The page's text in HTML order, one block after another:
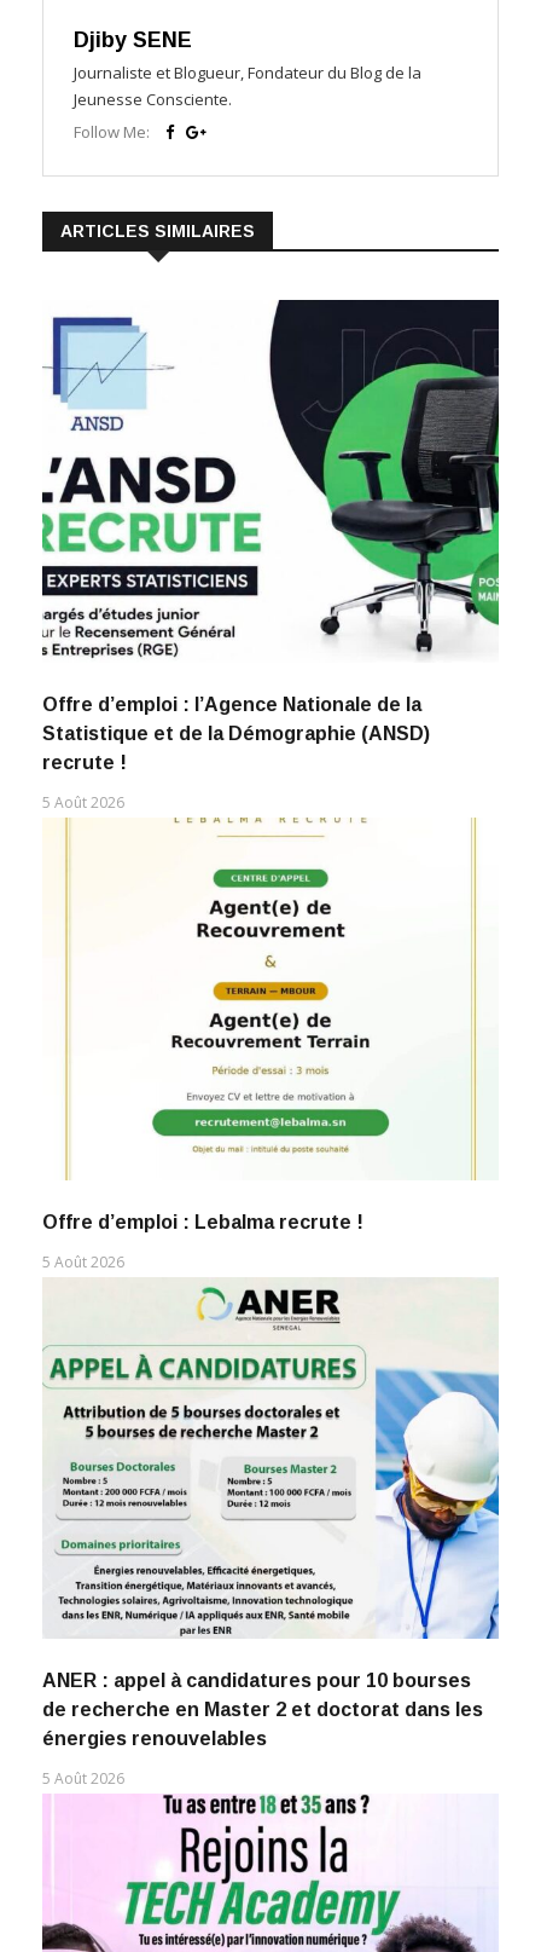
Djiby SENE
Journaliste et Blogueur, Fondateur du Blog de la
Jeunesse Consciente.
Follow Me:
ARTICLES SIMILAIRES
Offre d’emploi : l’Agence Nationale de la
Statistique et de la Démographie (ANSD)
recrute !
5 Août 2026
Offre d’emploi : Lebalma recrute !
5 Août 2026
ANER : appel à candidatures pour 10 bourses
de recherche en Master 2 et doctorat dans les
énergies renouvelables
5 Août 2026